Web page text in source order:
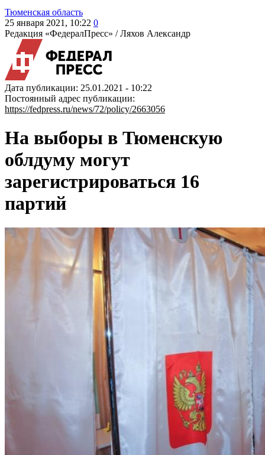
Тюменская область
25 января 2021, 10:22 0
Редакция «ФедералПресс» /Ляхов Александр
Дата публикации: 25.01.2021 - 10:22
Постоянный адрес публикации:
https://fedpress.ru/news/72/policy/2663056
На выборы в Тюменскую
облдуму могут
зарегистрироваться 16
партий